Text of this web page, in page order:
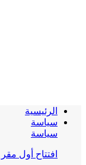
الرئيسية
سياسة
سياسة
افتتاح أول